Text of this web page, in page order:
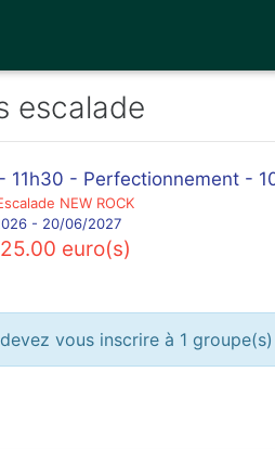
escalade
11h30 - Perfectionnement -
NEW ROCK
- 20/06/2027
euro(s)
vous inscrire à 1